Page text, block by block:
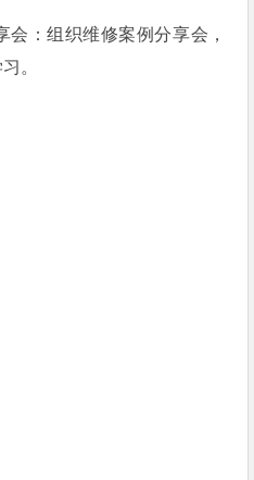
：组织维修案例分享会，
。